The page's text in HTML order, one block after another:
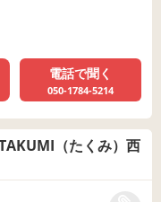
電話で聞く
050-1784-5214
（たくみ）西